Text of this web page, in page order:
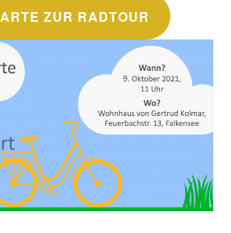
ZUR RADTOUR